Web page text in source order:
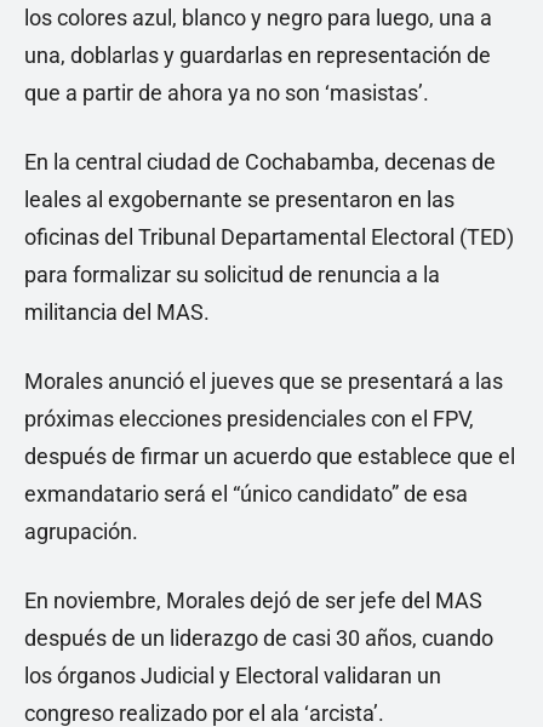
los colores azul, blanco y negro para luego, una a
una, doblarlas y guardarlas en representación de
que a partir de ahora ya no son ‘masistas’.
En la central ciudad de Cochabamba, decenas de
leales al exgobernante se presentaron en las
oficinas del Tribunal Departamental Electoral (TED)
para formalizar su solicitud de renuncia a la
militancia del MAS.
Morales anunció el jueves que se presentará a las
próximas elecciones presidenciales con el FPV,
después de firmar un acuerdo que establece que el
exmandatario será el “único candidato” de esa
agrupación.
En noviembre, Morales dejó de ser jefe del MAS
después de un liderazgo de casi 30 años, cuando
los órganos Judicial y Electoral validaran un
congreso realizado por el ala ‘arcista’.